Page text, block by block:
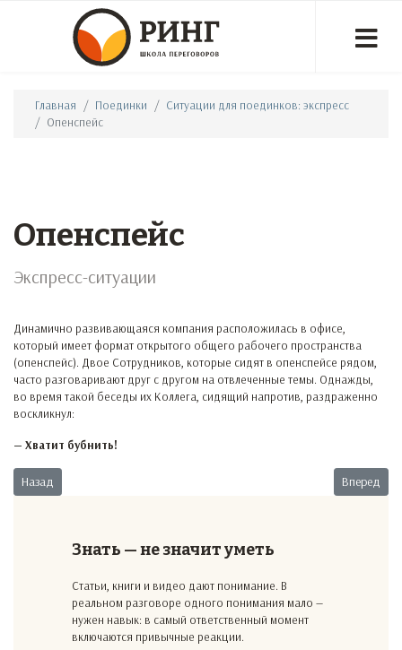
Главная Поединки
Ситуации для поединков: экспресс
Опенспейс
Опенспейс
Экспресс-ситуации
Динамично развивающаяся компания расположилась в офисе,
который имеет формат открытого общего рабочего пространства
(опенспейс). Двое Сотрудников, которые сидят в опенспейсе рядом,
часто разговаривают друг с другом на отвлеченные темы. Однажды,
во время такой беседы их Коллега, сидящий напротив, раздраженно
воскликнул:
— Хватит бубнить!
Предыдущий: Оказался в ненужном месте
Назад Вперед
Знать — не значит уметь
Статьи, книги и видео дают понимание. В
реальном разговоре одного понимания мало —
нужен навык: в самый ответственный момент
включаются привычные реакции.